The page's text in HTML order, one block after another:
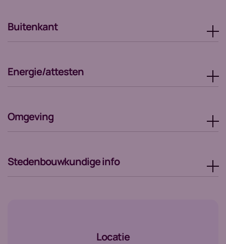
Buitenkant
Energie/attesten
Omgeving
Stedenbouwkundige info
Locatie